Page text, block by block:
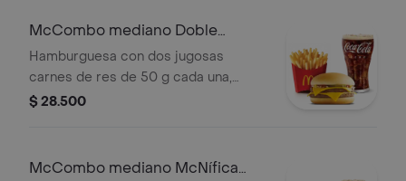
de papas fritas medianas y bebida
McCombo mediano Doble
Hamburguesa con Queso
Hamburguesa con dos jugosas
carnes de res de 50 g cada una,
doble queso cheddar cremoso,
Acompañada de papas fritas
$ 28.500
McCombo mediano McNífica